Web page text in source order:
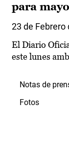
para
23 de Febrero
El Diario
este lunes
Notas de
Fotos